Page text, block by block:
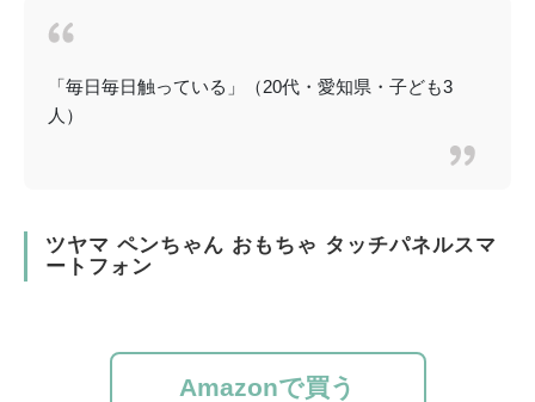
「毎日毎日触っている」（20代・愛知県・子ども3
人）
ツヤマ ペンちゃん おもちゃ タッチパネルスマ
ートフォン
Amazonで買う